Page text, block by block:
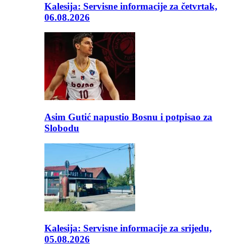
Kalesija: Servisne informacije za četvrtak,
06.08.2026
Asim Gutić napustio Bosnu i potpisao za
Slobodu
Kalesija: Servisne informacije za srijedu,
05.08.2026